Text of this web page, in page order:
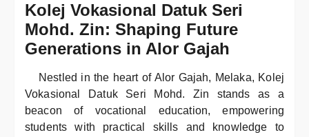
Kolej Vokasional Datuk Seri
Mohd. Zin: Shaping Future
Generations in Alor Gajah
Nestled in the heart of Alor Gajah, Melaka, Kolej
Vokasional Datuk Seri Mohd. Zin stands as a
beacon of vocational education, empowering
students with practical skills and knowledge to